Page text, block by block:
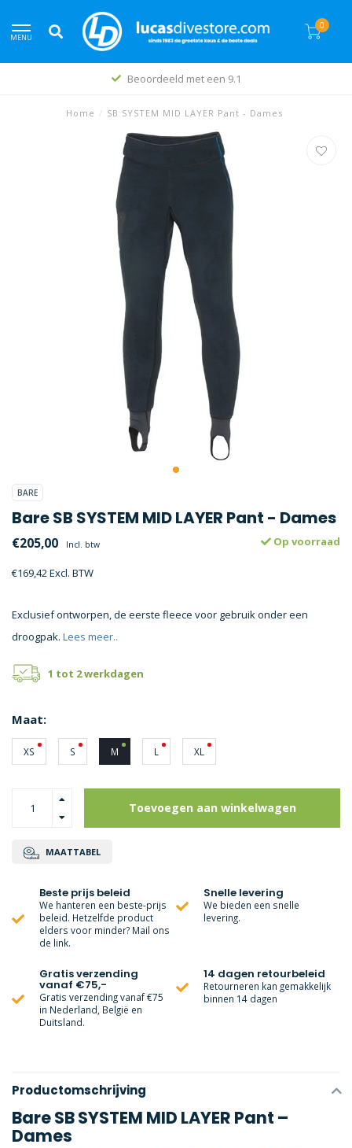
MENU
0
Beoordeeld met een 9.1
Home / SB SYSTEM MID LAYER Pant - Dames
BARE
Bare SB SYSTEM MID LAYER Pant - Dames
€205,00 Incl. btw
€169,42 Excl. BTW
Op voorraad
Exclusief ontworpen, de eerste fleece voor gebruik onder een
droogpak. Lees meer..
1 tot 2 werkdagen
Maat:
XS S M L XL
Toevoegen aan winkelwagen
MAATTABEL
Beste prijs beleid
We hanteren een beste-prijs
beleid. Hetzelfde product
elders voor minder? Mail ons
de link.
Snelle levering
We bieden een snelle
levering.
Gratis verzending
vanaf €75,-
Gratis verzending vanaf €75
in Nederland, België en
Duitsland.
14 dagen retourbeleid
Retourneren kan gemakkelijk
binnen 14 dagen
Productomschrijving
Bare SB SYSTEM MID LAYER Pant –
Dames